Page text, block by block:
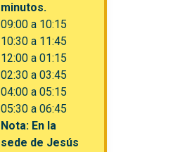
minutos.
09:00 a 10:15
10:30 a 11:45
12:00 a 01:15
02:30 a 03:45
04:00 a 05:15
05:30 a 06:45
Nota: En la
sede de Jesús